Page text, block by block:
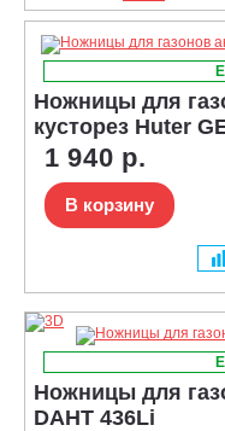
Ножницы для
кусторез Huter
1 940 р.
В корзину
Ножницы для
DAHT 436Li